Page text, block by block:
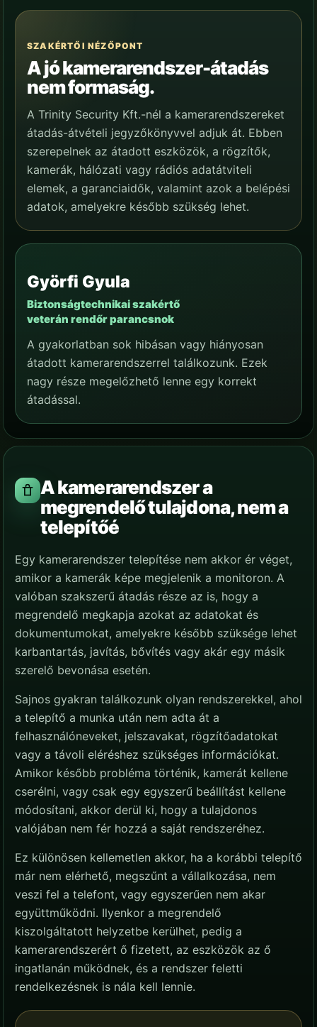
SZAKÉRTŐI NÉZŐPONT
A jó kamerarendszer-átadás
nem formaság.
A Trinity Security Kft.-nél a kamerarendszereket
átadás-átvételi jegyzőkönyvvel adjuk át. Ebben
szerepelnek az átadott eszközök, a rögzítők,
kamerák, hálózati vagy rádiós adatátviteli
elemek, a garanciaidők, valamint azok a belépési
adatok, amelyekre később szükség lehet.
Györfi Gyula
Biztonságtechnikai szakértő
veterán rendőr parancsnok
A gyakorlatban sok hibásan vagy hiányosan
átadott kamerarendszerrel találkozunk. Ezek
nagy része megelőzhető lenne egy korrekt
átadással.
A kamerarendszer a
megrendelő tulajdona, nem a
telepítőé
Egy kamerarendszer telepítése nem akkor ér véget,
amikor a kamerák képe megjelenik a monitoron. A
valóban szakszerű átadás része az is, hogy a
megrendelő megkapja azokat az adatokat és
dokumentumokat, amelyekre később szüksége lehet
karbantartás, javítás, bővítés vagy akár egy másik
szerelő bevonása esetén.
Sajnos gyakran találkozunk olyan rendszerekkel, ahol
a telepítő a munka után nem adta át a
felhasználóneveket, jelszavakat, rögzítőadatokat
vagy a távoli eléréshez szükséges információkat.
Amikor később probléma történik, kamerát kellene
cserélni, vagy csak egy egyszerű beállítást kellene
módosítani, akkor derül ki, hogy a tulajdonos
valójában nem fér hozzá a saját rendszeréhez.
Ez különösen kellemetlen akkor, ha a korábbi telepítő
már nem elérhető, megszűnt a vállalkozása, nem
veszi fel a telefont, vagy egyszerűen nem akar
együttműködni. Ilyenkor a megrendelő
kiszolgáltatott helyzetbe kerülhet, pedig a
kamerarendszerért ő fizetett, az eszközök az ő
ingatlanán működnek, és a rendszer feletti
rendelkezésnek is nála kell lennie.